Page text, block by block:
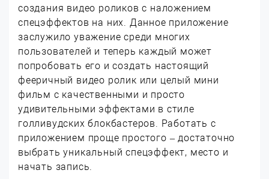
создания видео роликов с наложением
спецэффектов на них. Данное приложение
заслужило уважение среди многих
пользователей и теперь каждый может
попробовать его и создать настоящий
фееричный видео ролик или целый мини
фильм с качественными и просто
удивительными эффектами в стиле
голливудских блокбастеров. Работать с
приложением проще простого – достаточно
выбрать уникальный спецэффект, место и
начать запись.